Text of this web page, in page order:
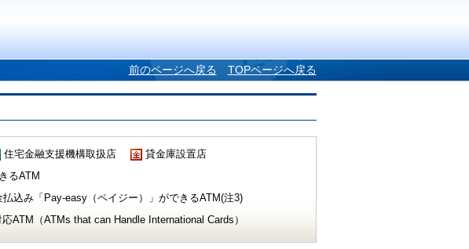
前のページへ戻る TOPページへ戻る
住宅金融支援機構取扱店
貸金庫設置店
るATM
込み「Pay-easy（ペイジー）」ができるATM(注3)
ATM（ATMs that can Handle International Cards）